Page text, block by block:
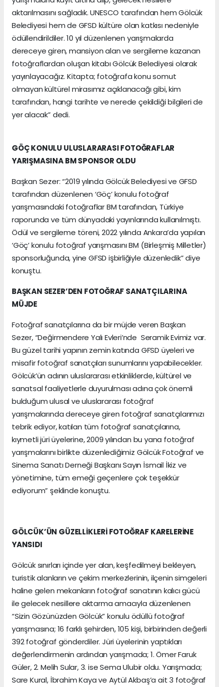
aktarılmasını sağladık. UNESCO tarafından hem Gölcük
Belediyesi hem de GFSD kültüre olan katkısı nedeniyle
ödüllendirildiler. 10 yıl düzenlenen yarışmalarda
dereceye giren, mansiyon alan ve sergileme kazanan
fotoğraflardan oluşan kitabı Gölcük Belediyesi olarak
yayınlayacağız. Kitapta; fotoğrafa konu somut
olmayan kültürel mirasımız açıklanacağı gibi, kim
tarafından, hangi tarihte ve nerede çekildiği bilgileri de
yer alacak” dedi.
GÖÇ KONULU ULUSLARARASI FOTOĞRAFLAR
YARIŞMASINA BM SPONSOR OLDU
Başkan Sezer: “2019 yılında Gölcük Belediyesi ve GFSD
tarafından düzenlenen ‘Göç’ konulu fotoğraf
yarışmasındaki fotoğraflar BM tarafından, Türkiye
raporunda ve tüm dünyadaki yayınlarında kullanılmıştı.
Ödül ve sergileme töreni, 2022 yılında Ankara’da yapılan
‘Göç’ konulu fotoğraf yarışmasını BM (Birleşmiş Milletler)
sponsorluğunda, yine GFSD işbirliğiyle düzenledik” diye
konuştu.
BAŞKAN SEZER’DEN FOTOĞRAF SANATÇILARINA
MÜJDE
Fotoğraf sanatçılarına da bir müjde veren Başkan
Sezer, “Değirmendere Yalı Evleri’nde Seramik Evimiz var.
Bu güzel tarihi yapının zemin katında GFSD üyeleri ve
misafir fotoğraf sanatçıları sunumlarını yapabilecekler.
Gölcük’ün adının uluslararası etkinliklerde, kültürel ve
sanatsal faaliyetlerle duyurulması adına çok önemli
bulduğum ulusal ve uluslararası fotoğraf
yarışmalarında dereceye giren fotoğraf sanatçılarımızı
tebrik ediyor, katılan tüm fotoğraf sanatçılarına,
kıymetli jüri üyelerine, 2009 yılından bu yana fotoğraf
yarışmalarını birlikte düzenlediğimiz Gölcük Fotoğraf ve
Sinema Sanatı Derneği Başkanı Sayın İsmail İkiz ve
yönetimine, tüm emeği geçenlere çok teşekkür
ediyorum” şeklinde konuştu.
GÖLCÜK’ÜN GÜZELLİKLERİ FOTOĞRAF KARELERİNE
YANSIDI
Gölcük sınırları içinde yer alan, keşfedilmeyi bekleyen,
turistik alanların ve çekim merkezlerinin, ilçenin simgeleri
haline gelen mekanların fotoğraf sanatının kalıcı gücü
ile gelecek nesillere aktarma amacıyla düzenlenen
“Sizin Gözünüzden Gölcük” konulu ödüllü fotoğraf
yarışmasına; 16 farklı şehirden, 105 kişi, birbirinden değerli
392 fotoğraf gönderdiler. Jüri üyelerinin yaptıkları
değerlendirmenin ardından yarışmada; 1. Ömer Faruk
Güler, 2. Melih Sular, 3. ise Sema Ulubir oldu. Yarışmada;
Sare Kural, İbrahim Kaya ve Aytül Akbaş’a ait 3 fotoğraf